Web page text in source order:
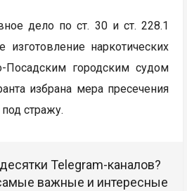
дело по ст. 30 и ст. 228.1
наркотических
Посадским городским судом
избрана мера пресечения
стражу.
Telegram-каналов?
важные и интересные